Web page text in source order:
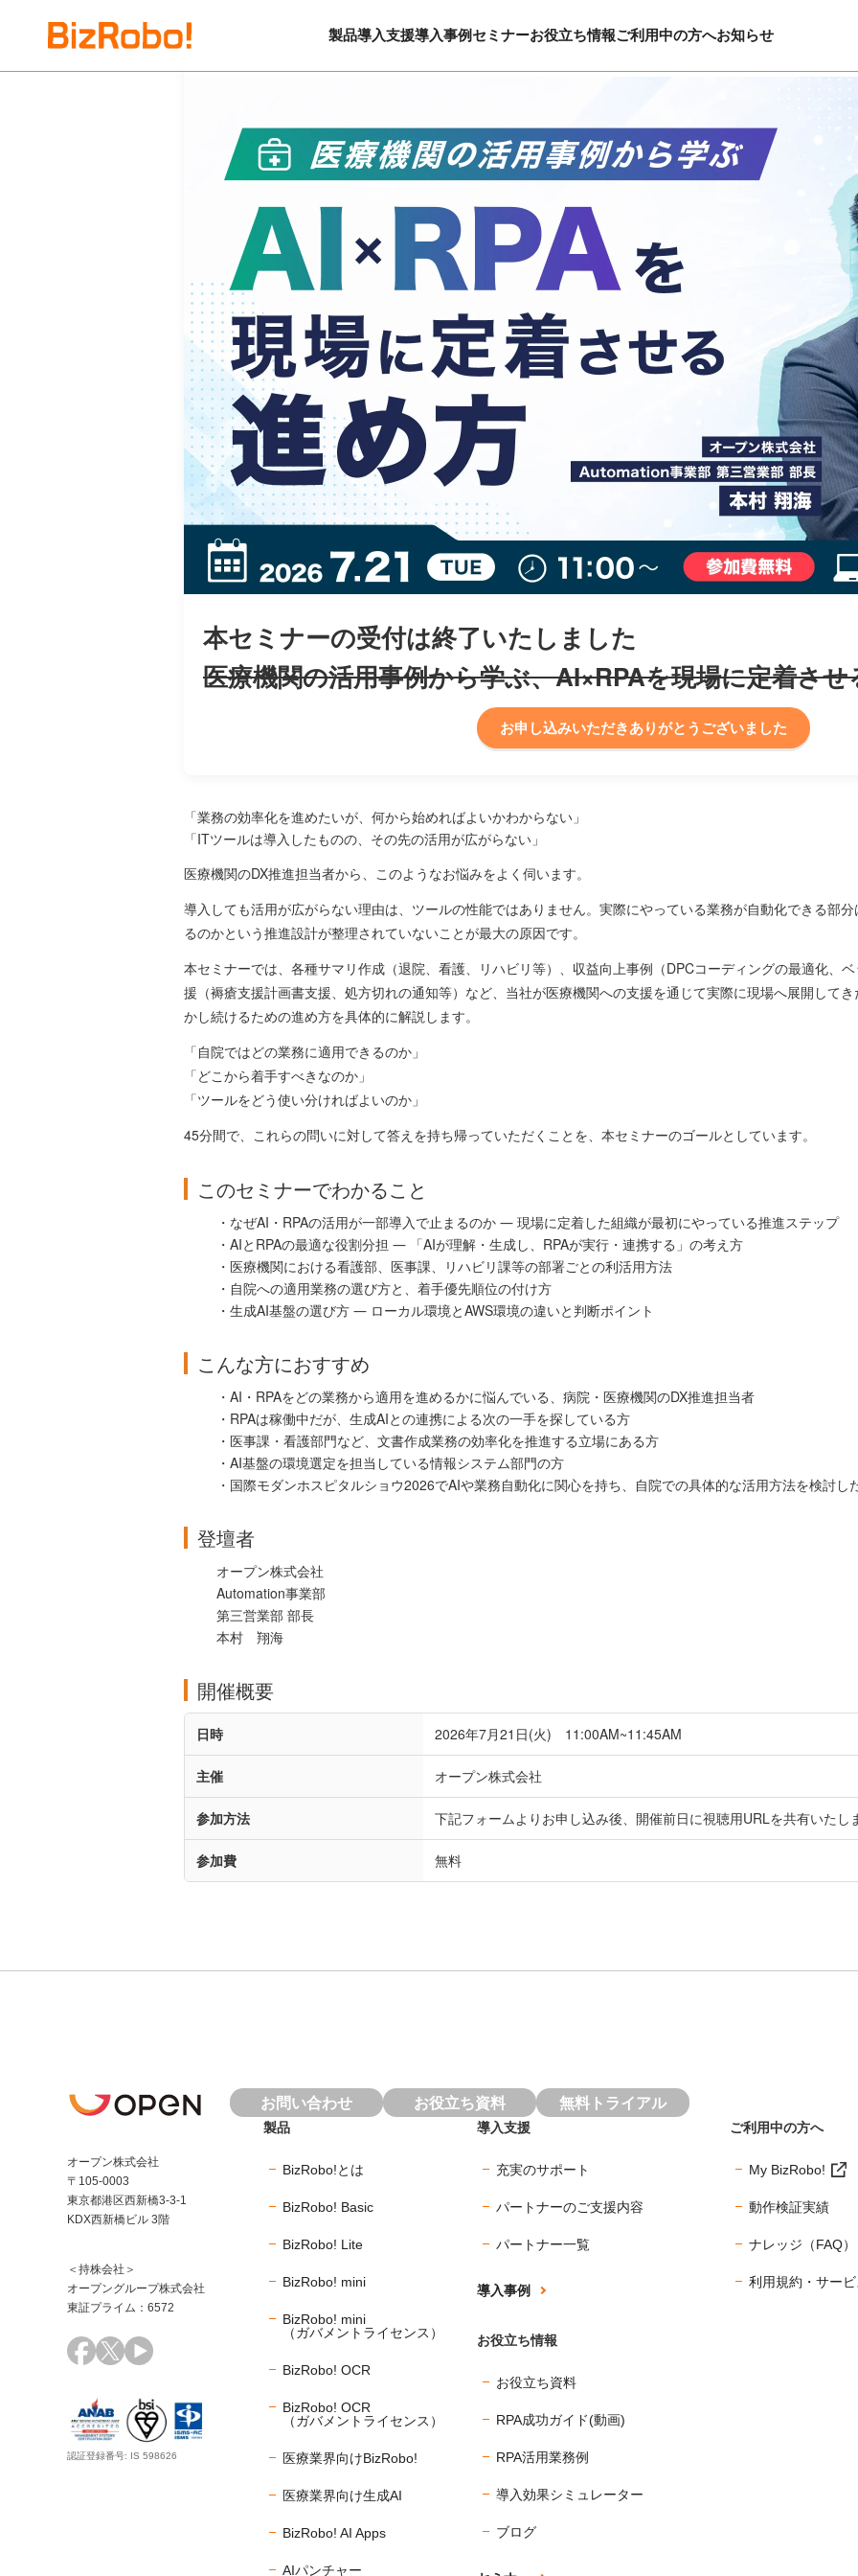
製品導入支援導入事例セミナーお役立ち情報ご利用中の方へお知らせ
本セミナーの受付は終了いたしました
医療機関の活用事例から学ぶ、AI×RPAを現場に定着させ
お申し込みいただきありがとうございました
「業務の効率化を進めたいが、何から始めればよいかわからない」
「ITツールは導入したものの、その先の活用が広がらない」
医療機関のDX推進担当者から、このようなお悩みをよく伺います。
導入しても活用が広がらない理由は、ツールの性能ではありません。実際にやっている業務が自動化できる部
るのかという推進設計が整理されていないことが最大の原因です。
本セミナーでは、各種サマリ作成（退院、看護、リハビリ等）、収益向上事例（DPCコーディングの最適化、
援（褥瘡支援計画書支援、処方切れの通知等）など、当社が医療機関への支援を通じて実際に現場へ展開して
かし続けるための進め方を具体的に解説します。
「自院ではどの業務に適用できるのか」
「どこから着手すべきなのか」
「ツールをどう使い分ければよいのか」
45分間で、これらの問いに対して答えを持ち帰っていただくことを、本セミナーのゴールとしています。
このセミナーでわかること
・なぜAI・RPAの活用が一部導入で止まるのか ― 現場に定着した組織が最初にやっている推進ステップ
・AIとRPAの最適な役割分担 ― 「AIが理解・生成し、RPAが実行・連携する」の考え方
・医療機関における看護部、医事課、リハビリ課等の部署ごとの利活用方法
・自院への適用業務の選び方と、着手優先順位の付け方
・生成AI基盤の選び方 ― ローカル環境とAWS環境の違いと判断ポイント
こんな方におすすめ
・AI・RPAをどの業務から適用を進めるかに悩んでいる、病院・医療機関のDX推進担当者
・RPAは稼働中だが、生成AIとの連携による次の一手を探している方
・医事課・看護部門など、文書作成業務の効率化を推進する立場にある方
・AI基盤の環境選定を担当している情報システム部門の方
・国際モダンホスピタルショウ2026でAIや業務自動化に関心を持ち、自院での具体的な活用方法を検討し
登壇者
オープン株式会社
Automation事業部
第三営業部 部長
本村 翔海
開催概要
日時 2026年7月21日(火) 11:00AM~11:45AM
主催 オープン株式会社
参加方法 下記フォームよりお申し込み後、開催前日に視聴用URLを共有いたし
参加費 無料
オープン株式会社
〒105-0003
東京都港区西新橋3-3-1
KDX西新橋ビル 3階
＜持株会社＞
オープングループ株式会社
東証プライム：6572
認証登録番号: IS 598626
お問い合わせ お役立ち資料 無料トライアル
製品
BizRobo!とは
BizRobo! Basic
BizRobo! Lite
BizRobo! mini
BizRobo! mini
（ガバメントライセンス）
BizRobo! OCR
BizRobo! OCR
（ガバメントライセンス）
医療業界向けBizRobo!
医療業界向け生成AI
BizRobo! AI Apps
AIパンチャー
導入支援
充実のサポート
パートナーのご支援内容
パートナー一覧
導入事例
お役立ち情報
お役立ち資料
RPA成功ガイド(動画)
RPA活用業務例
導入効果シミュレーター
ブログ
ご利用中の方へ
My BizRobo!
動作検証実績
ナレッジ（FAQ）
利用規約・サー